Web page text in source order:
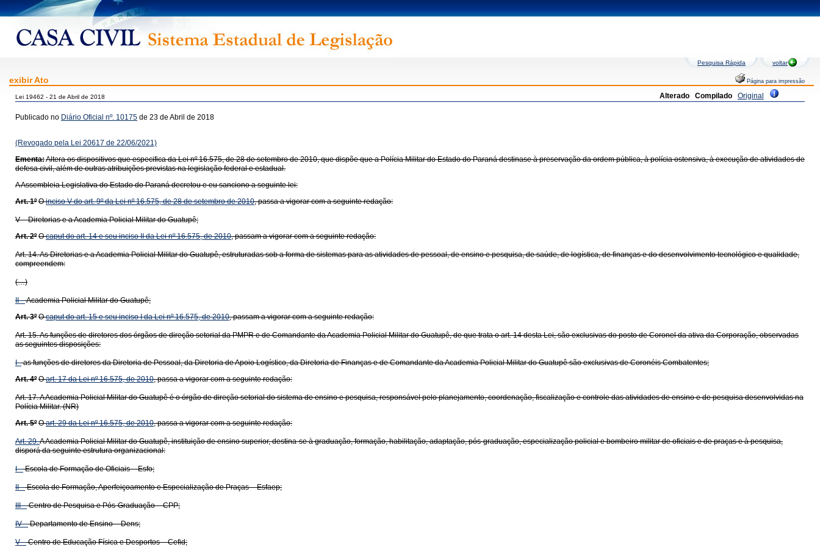
Pesquisa Rápida voltar
exibir Ato Página para impressão
Alterado Compilado Original
Lei 19462 - 21 de Abril de 2018
Publicado no Diário Oficial nº. 10175 de 23 de Abril de 2018
(Revogado pela Lei 20617 de 22/06/2021)
Ementa:Altera os dispositivos que especifica da Lei nº 16.575, de 28 de setembro de 2010, que dispõe que a Polícia Militar do Estado do Paraná destinase à preservação da ordem pública, à polícia ostensiva, à execução de atividades de
defesa civil, além de outras atribuições previstas na legislação federal e estadual.
A Assembleia Legislativa do Estado do Paraná decretou e eu sanciono a seguinte lei:
Art. 1º Oinciso V do art. 9º da Lei nº 16.575, de 28 de setembro de 2010, passa a vigorar com a seguinte redação:
V – Diretorias e a Academia Policial Militar do Guatupê;
Art. 2º Ocaput do art. 14 e seu inciso II da Lei nº 16.575, de 2010, passam a vigorar com a seguinte redação:
Art. 14. As Diretorias e a Academia Policial Militar do Guatupê, estruturadas sob a forma de sistemas para as atividades de pessoal, de ensino e pesquisa, de saúde, de logística, de finanças e do desenvolvimento tecnológico e qualidade,
compreendem:
(…)
II –Academia Policial Militar do Guatupê;
Art. 3º Ocaput do art. 15 e seu inciso I da Lei nº 16.575, de 2010, passam a vigorar com a seguinte redação:
Art. 15. As funções de diretores dos órgãos de direção setorial da PMPR e de Comandante da Academia Policial Militar do Guatupê, de que trata o art. 14 desta Lei, são exclusivas do posto de Coronel da ativa da Corporação, observadas
as seguintes disposições:
I -as funções de diretores da Diretoria de Pessoal, da Diretoria de Apoio Logístico, da Diretoria de Finanças e de Comandante da Academia Policial Militar do Guatupê são exclusivas de Coronéis Combatentes;
Art. 4º Oart. 17 da Lei nº 16.575, de 2010, passa a vigorar com a seguinte redação:
Art. 17. A Academia Policial Militar do Guatupê é o órgão de direção setorial do sistema de ensino e pesquisa, responsável pelo planejamento, coordenação, fiscalização e controle das atividades de ensino e de pesquisa desenvolvidas na
Polícia Militar. (NR)
Art. 5º Oart. 29 da Lei nº 16.575, de 2010, passa a vigorar com a seguinte redação:
Art.29.A Academia Policial Militar do Guatupê, instituição de ensino superior, destina-se à graduação, formação, habilitação, adaptação, pós-graduação, especialização policial e bombeiro militar de oficiais e de praças e à pesquisa,
disporá da seguinte estrutura organizacional:
I –Escola de Formação de Oficiais – Esfo;
II –Escola de Formação, Aperfeiçoamento e Especialização de Praças – Esfaep;
III –Centro de Pesquisa e Pós-Graduação – CPP;
IV –Departamento de Ensino – Dens;
V –Centro de Educação Física e Desportos – Cefid;